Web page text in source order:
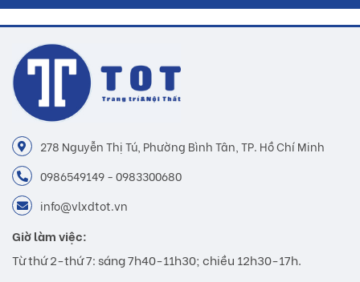
278 Nguyễn Thị Tú, Phường Bình Tân, TP. Hồ Chí Minh
0986549149 - 0983300680
info@vlxdtot.vn
Giờ làm việc:
Từ thứ 2-thứ 7: sáng 7h40-11h30; chiều 12h30-17h.